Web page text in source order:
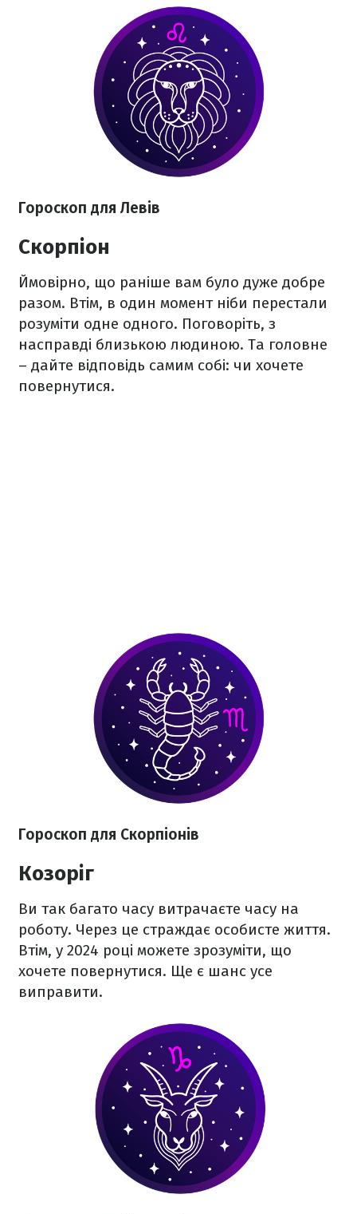
Гороскоп для Левів
Скорпіон
Ймовірно, що раніше вам було дуже добре
разом. Втім, в один момент ніби перестали
розуміти одне одного. Поговоріть, з
насправді близькою людиною. Та головне
– дайте відповідь самим собі: чи хочете
повернутися.
Гороскоп для Скорпіонів
Козоріг
Ви так багато часу витрачаєте часу на
роботу. Через це страждає особисте життя.
Втім, у 2024 році можете зрозуміти, що
хочете повернутися. Ще є шанс усе
виправити.